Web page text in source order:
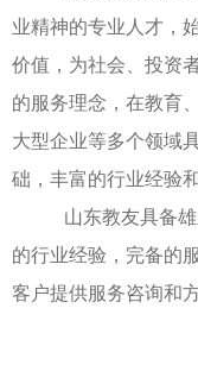
业精神的专业人才，
价值，为社会、投资
的服务理念，在教育
大型企业等多个领域
础，丰富的行业经验
山东教友具备雄
的行业经验，完备的
客户提供服务咨询和